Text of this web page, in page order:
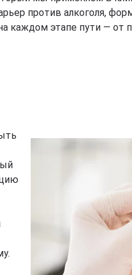
против алкоголя,
этапе пути — от